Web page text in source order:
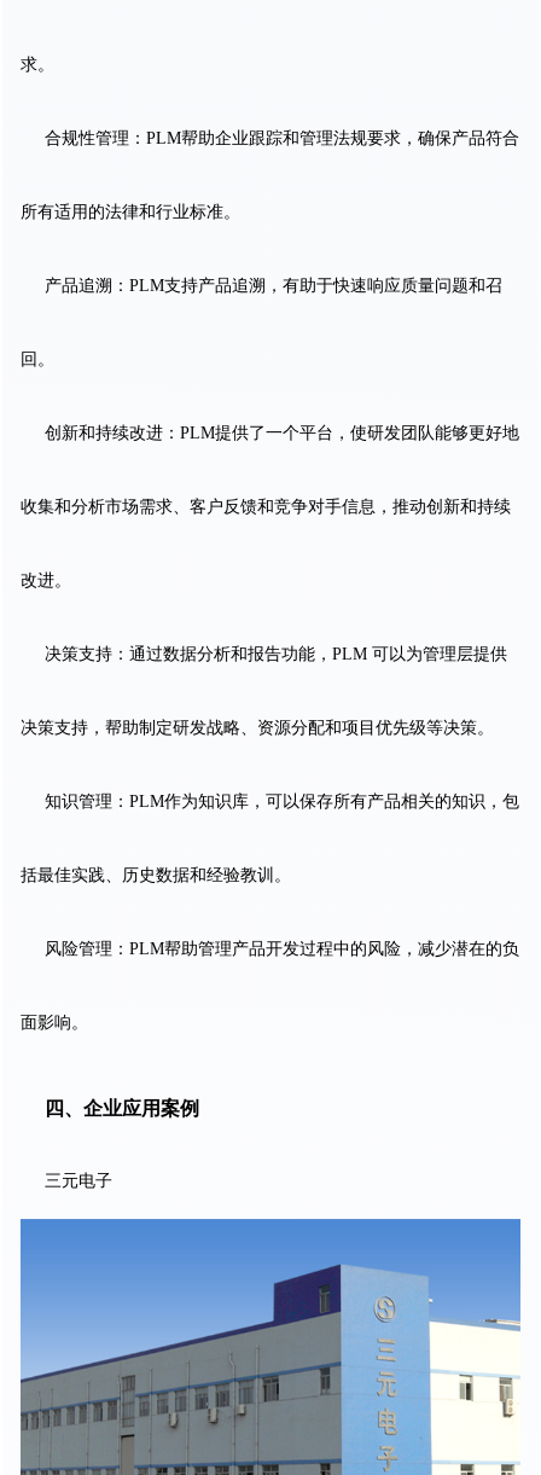
求。
合规性管理：PLM帮助企业跟踪和管理法规要求，确保产品符合
所有适用的法律和行业标准。
产品追溯：PLM支持产品追溯，有助于快速响应质量问题和召
回。
创新和持续改进：PLM提供了一个平台，使研发团队能够更好地
收集和分析市场需求、客户反馈和竞争对手信息，推动创新和持续
改进。
决策支持：通过数据分析和报告功能，PLM 可以为管理层提供
决策支持，帮助制定研发战略、资源分配和项目优先级等决策。
知识管理：PLM作为知识库，可以保存所有产品相关的知识，包
括最佳实践、历史数据和经验教训。
风险管理：PLM帮助管理产品开发过程中的风险，减少潜在的负
面影响。
四、企业应用案例
三元电子